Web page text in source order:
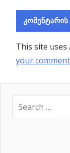
This site uses
your